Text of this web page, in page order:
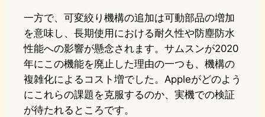
一方で、可変絞り機構の追加は可動部品の増加
を意味し、長期使用における耐久性や防塵防水
性能への影響が懸念されます。サムスンが2020
年にこの機能を廃止した理由の一つも、機構の
複雑化によるコスト増でした。Appleがどのよう
にこれらの課題を克服するのか、実機での検証
が待たれるところです。